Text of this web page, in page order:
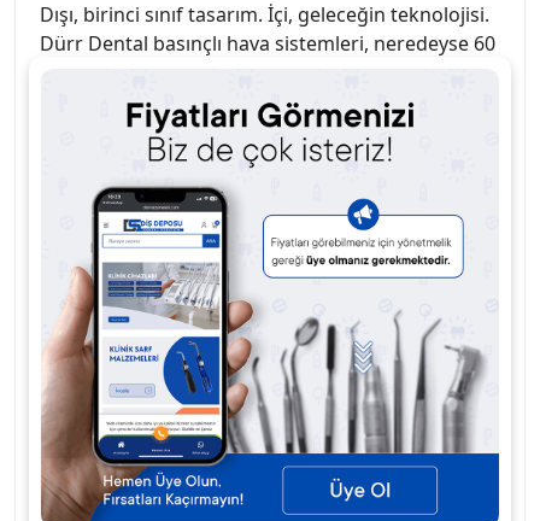
Dışı, birinci sınıf tasarım. İçi, geleceğin teknolojisi.
Dürr Dental basınçlı hava sistemleri, neredeyse 60
yıldır dünya genelindeki muayenehaneler ve
kliniklerin imajını güçlendiriyor. Yüksek
performansları ve hava kaliteleri – yağsız, kuru,
hijyenik – ile pazarda öncü bir konuma sahipler.
Yaklaşık 60 yıldır, Dürr Dental teknolojik olarak
öncülük eden basınçlı hava sistemleri sunuyor.
Dürr Dental ürünlerinin görünümleri dahi
alışılmışın dışında bir kalite talebinin altını çizer ve
teknik uygulamaları dünya genelinde kriterler
belirler. Dürr Dental, 1965‘te dental tıp için ilk
komple yağsız kompresörü geliştirdi. Bu yenilik,
günümüzde teknik standarda dönüştü. Bugün,
yüksek verimli diyaframlı kurutma sistemi, Dürr
Dental‘in kesintisiz inovasyon ruhunun
örneklerinden biridir.